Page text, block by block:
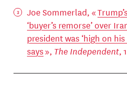
Joe Sommerlad, «
‘buyer’s remorse’ over
president was ‘high on
says», The Independent,